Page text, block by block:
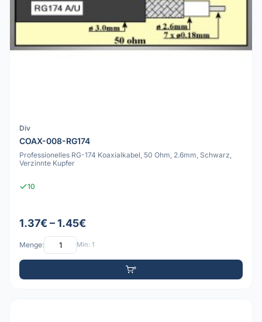
Div
COAX-008-RG174
Professionelles RG-174 Koaxialkabel, 50 Ohm, 2.6mm, Schwarz,
Verzinnte Kupfer
10
1.37€ – 1.45€
Menge: Min: 1